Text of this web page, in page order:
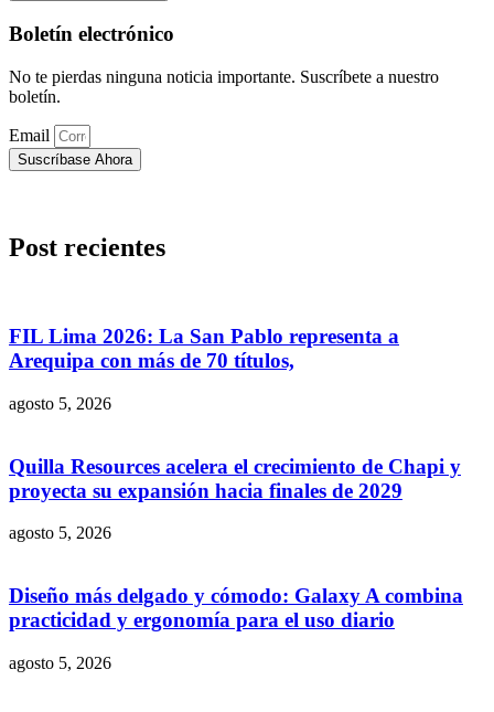
Boletín electrónico
No te pierdas ninguna noticia importante. Suscríbete a nuestro
boletín.
Email
Suscríbase Ahora
Post recientes
FIL Lima 2026: La San Pablo representa a
Arequipa con más de 70 títulos,
agosto 5, 2026
Quilla Resources acelera el crecimiento de Chapi y
proyecta su expansión hacia finales de 2029
agosto 5, 2026
Diseño más delgado y cómodo: Galaxy A combina
practicidad y ergonomía para el uso diario
agosto 5, 2026